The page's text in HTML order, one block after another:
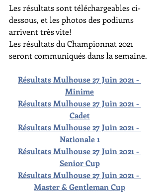
Les résultats sont téléchargeables ci-
dessous, et les photos des podiums
arrivent très vite!
Les résultats du Championnat 2021
seront communiqués dans la semaine.
Résultats Mulhouse 27 Juin 2021 -
Minime
Résultats Mulhouse 27 Juin 2021 -
Cadet
Résultats Mulhouse 27 Juin 2021 -
Nationale 1
Résultats Mulhouse 27 Juin 2021 -
Senior Cup
Résultats Mulhouse 27 Juin 2021 -
Master & Gentleman Cup